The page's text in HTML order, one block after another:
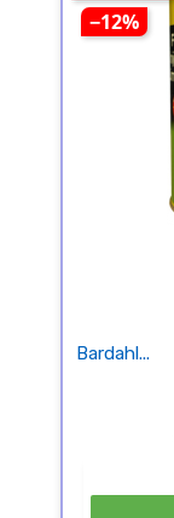
−12%
Bardahl...